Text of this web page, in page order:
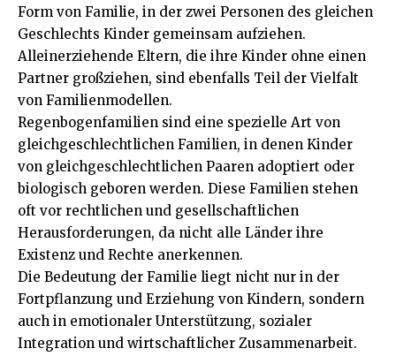
Form von Familie, in der zwei Personen des gleichen
Geschlechts Kinder gemeinsam aufziehen.
Alleinerziehende Eltern, die ihre Kinder ohne einen
Partner großziehen, sind ebenfalls Teil der Vielfalt
von Familienmodellen.
Regenbogenfamilien sind eine spezielle Art von
gleichgeschlechtlichen Familien, in denen Kinder
von gleichgeschlechtlichen Paaren adoptiert oder
biologisch geboren werden. Diese Familien stehen
oft vor rechtlichen und gesellschaftlichen
Herausforderungen, da nicht alle Länder ihre
Existenz und Rechte anerkennen.
Die Bedeutung der Familie liegt nicht nur in der
Fortpflanzung und Erziehung von Kindern, sondern
auch in emotionaler Unterstützung, sozialer
Integration und wirtschaftlicher Zusammenarbeit.